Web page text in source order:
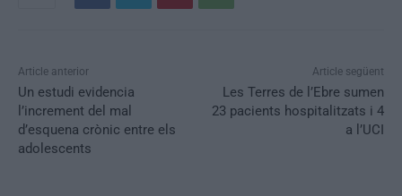
Article anterior
Un estudi evidencia
l’increment del mal
d’esquena crònic entre els
adolescents
Article següent
Les Terres de l’Ebre sumen
23 pacients hospitalitzats i 4
a l’UCI